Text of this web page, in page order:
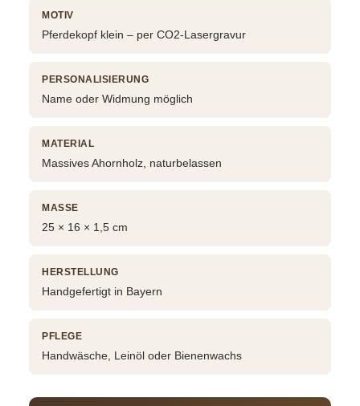
MOTIV
Pferdekopf klein – per CO2-Lasergravur
PERSONALISIERUNG
Name oder Widmung möglich
MATERIAL
Massives Ahornholz, naturbelassen
MASSE
25 × 16 × 1,5 cm
HERSTELLUNG
Handgefertigt in Bayern
PFLEGE
Handwäsche, Leinöl oder Bienenwachs